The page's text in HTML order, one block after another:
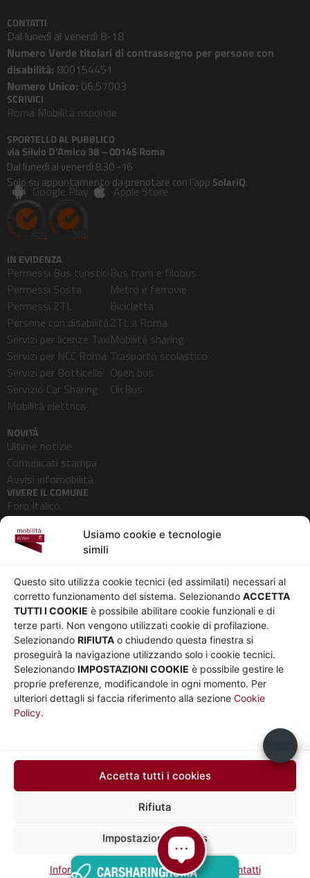
Usiamo cookie e tecnologie
simili
Questo sito utilizza cookie tecnici (ed assimilati) necessari al
corretto funzionamento del sistema. Selezionando ACCETTA
TUTTI I COOKIE è possibile abilitare cookie funzionali e di
terze parti. Non vengono utilizzati cookie di profilazione.
Selezionando RIFIUTA o chiudendo questa finestra si
proseguirà la navigazione utilizzando solo i cookie tecnici.
Selezionando IMPOSTAZIONI COOKIE è possibile gestire le
proprie preferenze, modificandole in ogni momento. Per
ulteriori dettagli si faccia riferimento alla sezione Cookie
Policy.
Accetta tutti i cookies
Rifiuta
Impostazioni cookies
Informative privacySocial Media Policy Contatti
CONTATTI
Dal lunedì al venerdì 8-18
Numero Verde titolari di contrassegno per persone con
disabilità: 800154451
Numero Unico: 06.57003
SCRIVICI
Roma Mobilità risponde
SPORTELLO AL PUBBLICO
via Silvio D’Amico 38 – 00145 Roma
Dal lunedì al venerdì 8.30 -16
Solo su appuntamento da prenotare con l’app SolariQ.
Google Play Apple Store
IN EVIDENZA
Permessi Bus turistici
Permessi Sosta
Permessi ZTL
Persone con disabilità
Servizi per licenze Taxi
Servizi per NCC Roma
Servizi per Botticelle
Servizio Car Sharing
Mobilità elettrica
Bus tram e filobus
Metro e ferrovie
Bicicletta
ZTL a Roma
Mobilità sharing
Trasporto scolastico
Open bus
ClicBus
NOVITÀ
Ultime notizie
Comunicati stampa
Avvisi infomobilità
VIVERE IL COMUNE
Foro Italico
Pedonalizzazioni
Aeroporti
Chi siamo
Governance
Whistleblowing
Co-Marketing
Social media policy
Informativa Cookie
Informativa Sito web e
social media
Privacy
Parità di genere
Amministrazione
trasparente
Bandi e gare
Note legali
UTILITÀ
Car Sharing Roma
Sede legale in via Silvio D’Amico 40, 00145 Roma, P. IVA e N.
Iscrizione 10735431008 del 31/12/2009 Numero REA 1253419
Capitale Sociale € 10.000.000,00 i.v.
Usiamo